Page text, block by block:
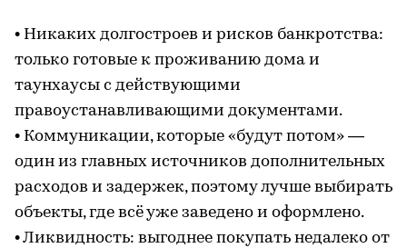
• Никаких долгостроев и рисков банкротства:
только готовые к проживанию дома и
таунхаусы с действующими
правоустанавливающими документами.
• Коммуникации, которые «будут потом» —
один из главных источников дополнительных
расходов и задержек, поэтому лучше выбирать
объекты, где всё уже заведено и оформлено.
• Ликвидность: выгоднее покупать недалеко от